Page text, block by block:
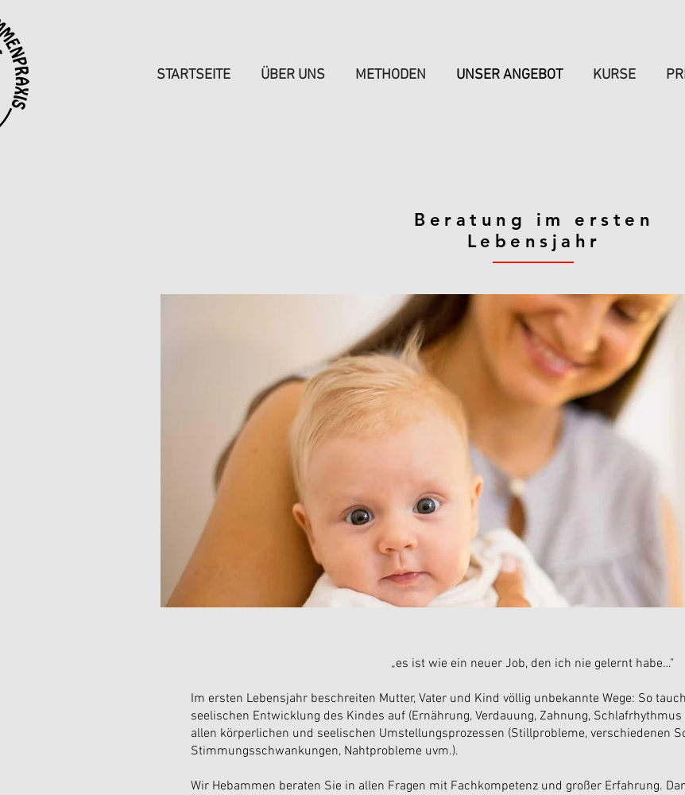
STARTSEITE ÜBER UNS METHODEN UNSER ANGEBOT KURSE
Beratung im ersten
Lebensjahr
„es ist wie ein neuer Job, den ich nie gelernt habe…"
Im ersten Lebensjahr beschreiten Mutter, Vater und Kind völlig unbekannte Wege: So
seelischen Entwicklung des Kindes auf (Ernährung, Verdauung, Zahnung,
allen körperlichen und seelischen Umstellungsprozessen (Stillprobleme, verschiedenen
Stimmungsschwankungen, Nahtprobleme uvm.).
​Wir Hebammen beraten Sie in allen Fragen mit Fachkompetenz und großer Erfahrung.